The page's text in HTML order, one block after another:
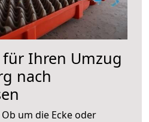
für Ihren Umzug
nach
um die Ecke oder